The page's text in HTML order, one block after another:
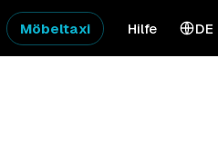
Möbeltaxi Hilfe DE